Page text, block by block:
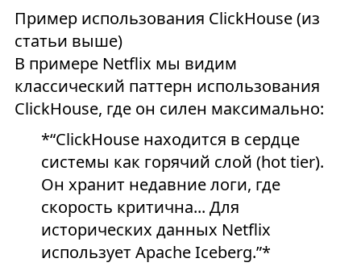
Пример использования ClickHouse (из
статьи выше)
В примере Netflix мы видим
классический паттерн использования
ClickHouse, где он силен максимально:
*“ClickHouse находится в сердце
системы как горячий слой (hot tier).
Он хранит недавние логи, где
скорость критична... Для
исторических данных Netflix
использует Apache Iceberg.”*